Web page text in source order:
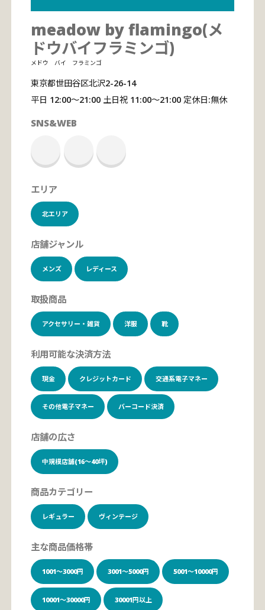
meadow by flamingo(メ
ドウバイフラミンゴ)
メドウ バイ フラミンゴ
東京都世田谷区北沢2-26-14
平日 12:00〜21:00 土日祝 11:00〜21:00 定休日:無休
SNS&WEB
エリア
北エリア
店舗ジャンル
メンズ レディース
取扱商品
アクセサリー・雑貨 洋服 靴
利用可能な決済方法
現金 クレジットカード 交通系電子マネー
その他電子マネー バーコード決済
店舗の広さ
中規模店舗(16～40坪)
商品カテゴリー
レギュラー ヴィンテージ
主な商品価格帯
1001～3000円 3001～5000円 5001～10000円
10001～30000円 30001円以上